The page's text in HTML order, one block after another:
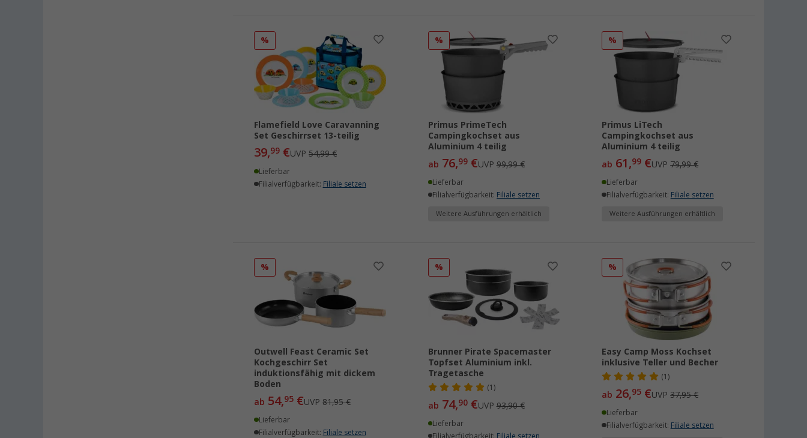
%
Flamefield Love Caravanning
Set Geschirrset 13-teilig
39,99 €UVP54,99 €
Lieferbar
Filialverfügbarkeit: Filiale setzen
%
Primus PrimeTech
Campingkochset aus
Aluminium 4 teilig
ab 76,99€UVP99,99 €
Lieferbar
Filialverfügbarkeit: Filiale setzen
Weitere Ausführungen erhältlich
%
Primus LiTech
Campingkochset aus
Aluminium 4 teilig
ab 61,99 €UVP79,99 €
Lieferbar
Filialverfügbarkeit: Filiale setzen
Weitere Ausführungen erhältlich
%
Outwell Feast Ceramic Set
Kochgeschirr Set
induktionsfähig mit dickem
Boden
ab 54,95 €UVP81,95 €
Lieferbar
Filialverfügbarkeit: Filiale setzen
%
Brunner Pirate Spacemaster
Topfset Aluminium inkl.
Tragetasche
(1)
ab 74,90€UVP93,90 €
Lieferbar
Filialverfügbarkeit: Filiale setzen
%
Easy Camp Moss Kochset
inklusive Teller und Becher
(1)
ab 26,95 €UVP37,95 €
Lieferbar
Filialverfügbarkeit: Filiale setzen